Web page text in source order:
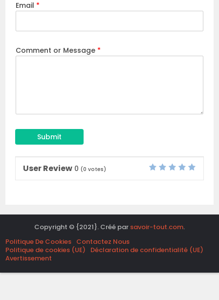
Email *
Comment or Message *
Submit
User Review 0 (0 votes)
Copyright © {2021}. Créé par savoir-tout.com.
Politique De Cookies Contactez Nous
Politique de cookies (UE)
Déclaration de confidentialité (UE)
Avertissement